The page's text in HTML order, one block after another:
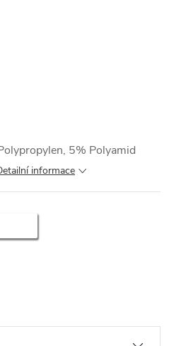
5% Polyamid
informace